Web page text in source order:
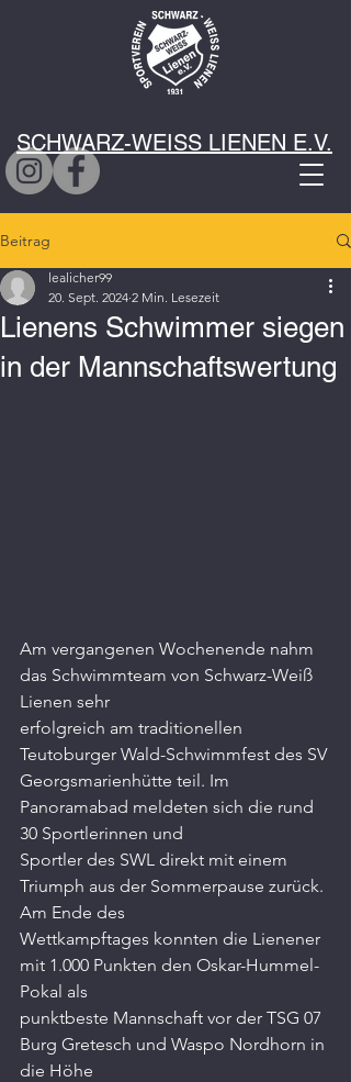
SCHWARZ-WEISS LIENEN E.V.
Beitrag
Lienens Schwimmer siegen
in der Mannschaftswertung
lealicher99
20. Sept. 2024 2 Min. Lesezeit
Am vergangenen Wochenende nahm
das Schwimmteam von Schwarz-Weiß
Lienen sehr
erfolgreich am traditionellen
Teutoburger Wald-Schwimmfest des SV
Georgsmarienhütte teil. Im
Panoramabad meldeten sich die rund
30 Sportlerinnen und
Sportler des SWL direkt mit einem
Triumph aus der Sommerpause zurück.
Am Ende des
Wettkampftages konnten die Lienener
mit 1.000 Punkten den Oskar-Hummel-
Pokal als
punktbeste Mannschaft vor der TSG 07
Burg Gretesch und Waspo Nordhorn in
die Höhe